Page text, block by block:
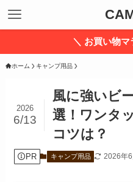
＼ お買い物
ホーム キャンプ用品
風に強いビ
選！ワンタ
コツは？
2026
6/13
PR キャンプ用品 2026年6